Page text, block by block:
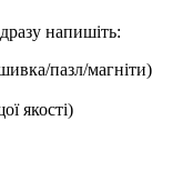
напишіть:
пазл/магніти)
якості)